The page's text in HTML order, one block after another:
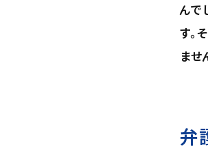
んで
す。
ませ
弁